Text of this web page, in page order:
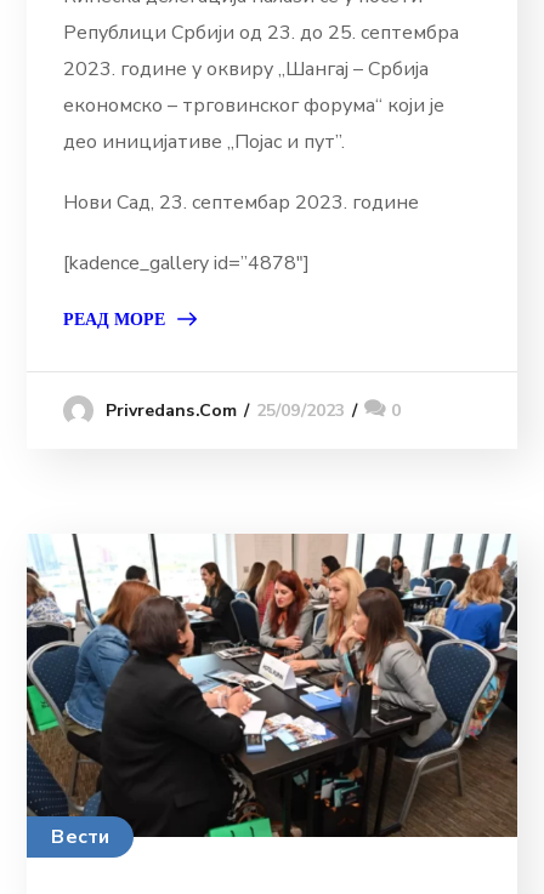
Републици Србији од 23. до 25. септембра
2023. године у оквиру „Шангај – Србија
економско – трговинског форума“ који је
део иницијативе ,,Појас и пут”.
Нови Сад, 23. септембар 2023. године
[kadence_gallery id=”4878″]
РЕАД МОРЕ
Privredans.com 25/09/2023 0
Вести